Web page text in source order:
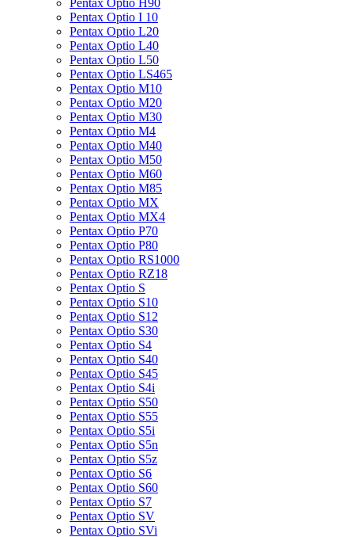
Pentax Optio H90
Pentax Optio I 10
Pentax Optio L20
Pentax Optio L40
Pentax Optio L50
Pentax Optio LS465
Pentax Optio M10
Pentax Optio M20
Pentax Optio M30
Pentax Optio M4
Pentax Optio M40
Pentax Optio M50
Pentax Optio M60
Pentax Optio M85
Pentax Optio MX
Pentax Optio MX4
Pentax Optio P70
Pentax Optio P80
Pentax Optio RS1000
Pentax Optio RZ18
Pentax Optio S
Pentax Optio S10
Pentax Optio S12
Pentax Optio S30
Pentax Optio S4
Pentax Optio S40
Pentax Optio S45
Pentax Optio S4i
Pentax Optio S50
Pentax Optio S55
Pentax Optio S5i
Pentax Optio S5n
Pentax Optio S5z
Pentax Optio S6
Pentax Optio S60
Pentax Optio S7
Pentax Optio SV
Pentax Optio SVi